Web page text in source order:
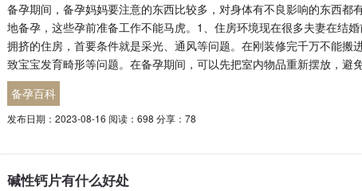
备孕期间，备孕妈妈要注意的东西比较多，对身体有不良影响的东西都
地备孕，这些孕前准备工作不能马虎。1、住房环境现在很多夫妻在结
拥挤的住房，首要条件就是采光、通风等问题。在刚装修完千万不能搬
致宝宝发育畸形等问题。在备孕期间，可以先把室内物品重新摆放，避
备孕百科
发布日期：2023-08-16 阅读：698 分享：78
碱性钙片有什么好处